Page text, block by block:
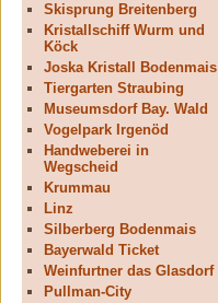
Skisprung Breitenberg
Kristallschiff Wurm und
Köck
Joska Kristall Bodenmais
Tiergarten Straubing
Museumsdorf Bay. Wald
Vogelpark Irgenöd
Handweberei in
Wegscheid
Krummau
Linz
Silberberg Bodenmais
Bayerwald Ticket
Weinfurtner das Glasdorf
Pullman-City